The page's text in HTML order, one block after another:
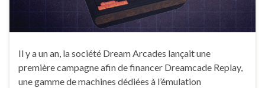
Il y a un an, la société Dream Arcades lançait une
première campagne afin de financer Dreamcade Replay,
une gamme de machines dédiées à l’émulation